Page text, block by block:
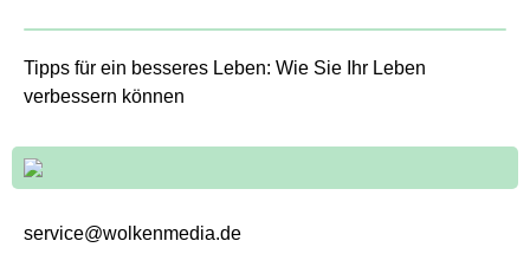
Tipps für ein besseres Leben: Wie Sie Ihr Leben
verbessern können
service@wolkenmedia.de